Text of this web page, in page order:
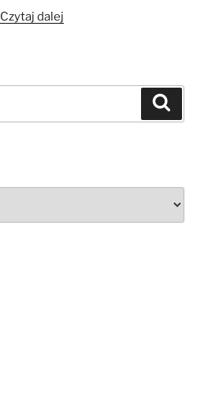
Czytaj dalej„Wybuchowe